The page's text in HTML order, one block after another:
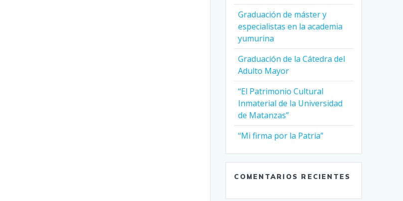
Graduación de máster y
especialistas en la academia
yumurina
Graduación de la Cátedra del
Adulto Mayor
“El Patrimonio Cultural
Inmaterial de la Universidad
de Matanzas”
“Mi firma por la Patria”
COMENTARIOS RECIENTES